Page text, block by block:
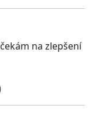
na zlepšení